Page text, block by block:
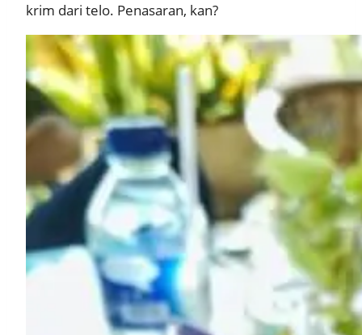
krim dari telo. Penasaran, kan?